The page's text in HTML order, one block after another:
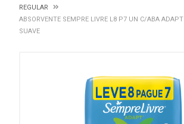
REGULAR
ABSORVENTE SEMPRE LIVRE L8 P7 UN C/ABA ADAPT
SUAVE